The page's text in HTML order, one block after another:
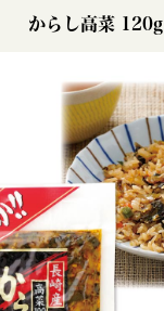
からし高菜 120g